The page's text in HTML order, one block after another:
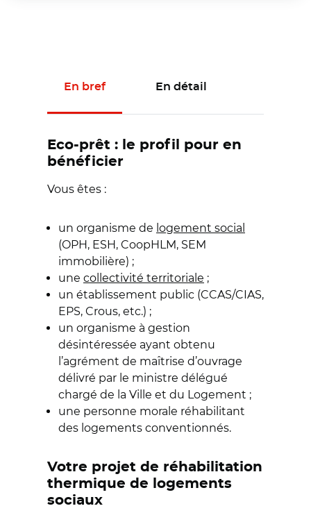
En bref En détail
Eco-prêt : le profil pour en
bénéficier
Vous êtes :
un organisme de logement social
(OPH, ESH, CoopHLM, SEM
immobilière) ;
une collectivité territoriale ;
un établissement public (CCAS/CIAS,
EPS, Crous, etc.) ;
un organisme à gestion
désintéressée ayant obtenu
l’agrément de maîtrise d’ouvrage
délivré par le ministre délégué
chargé de la Ville et du Logement ;
une personne morale réhabilitant
des logements conventionnés.
Votre projet de réhabilitation
thermique de logements
sociaux